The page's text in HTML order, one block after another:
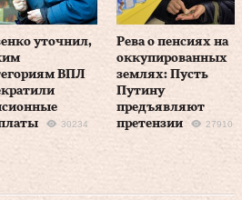
уточнил,
ВПЛ
30234
Рева о пенсиях на
оккупированных
землях: Пусть
Путину
предъявляют
претензии
27910